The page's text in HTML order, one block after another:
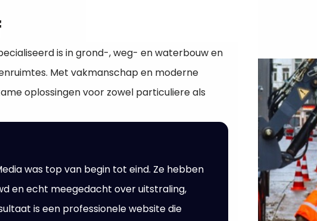
is in grond-, weg- en waterbouw en
Met vakmanschap en moderne
oplossingen voor zowel particuliere als
was top van begin tot eind. Ze hebben
en echt meegedacht over uitstraling,
is een professionele website die